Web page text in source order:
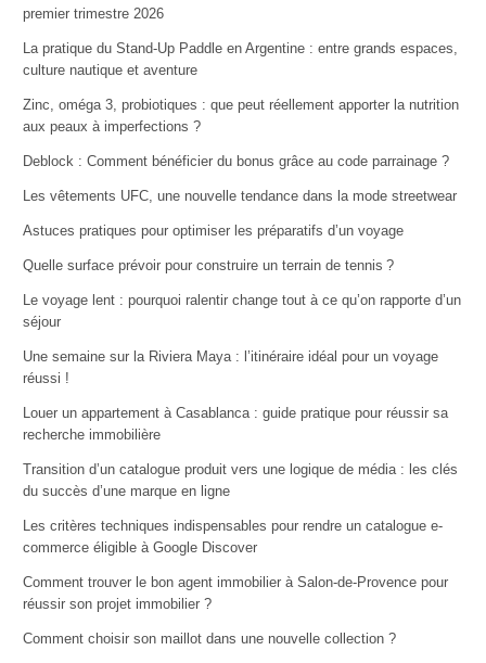
premier trimestre 2026
La pratique du Stand-Up Paddle en Argentine : entre grands espaces,
culture nautique et aventure
Zinc, oméga 3, probiotiques : que peut réellement apporter la nutrition
aux peaux à imperfections ?
Deblock : Comment bénéficier du bonus grâce au code parrainage ?
Les vêtements UFC, une nouvelle tendance dans la mode streetwear
Astuces pratiques pour optimiser les préparatifs d’un voyage
Quelle surface prévoir pour construire un terrain de tennis ?
Le voyage lent : pourquoi ralentir change tout à ce qu’on rapporte d’un
séjour
Une semaine sur la Riviera Maya : l’itinéraire idéal pour un voyage
réussi !
Louer un appartement à Casablanca : guide pratique pour réussir sa
recherche immobilière
Transition d’un catalogue produit vers une logique de média : les clés
du succès d’une marque en ligne
Les critères techniques indispensables pour rendre un catalogue e-
commerce éligible à Google Discover
Comment trouver le bon agent immobilier à Salon-de-Provence pour
réussir son projet immobilier ?
Comment choisir son maillot dans une nouvelle collection ?